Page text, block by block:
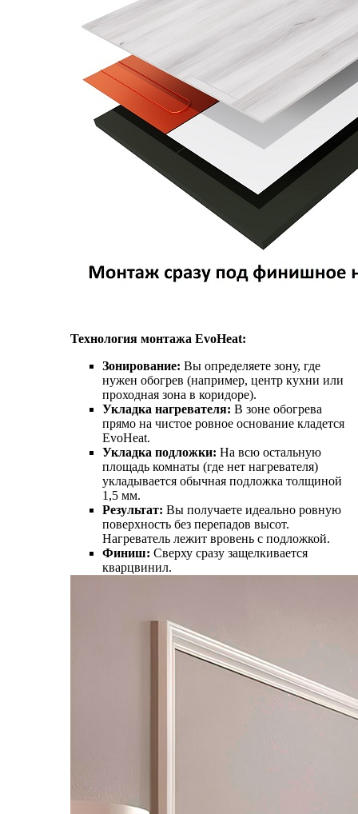
Технология монтажа EvoHeat:
Зонирование: Вы определяете зону, где
нужен обогрев (например, центр кухни или
проходная зона в коридоре).
Укладка нагревателя: В зоне обогрева
прямо на чистое ровное основание кладется
EvoHeat.
Укладка подложки: На всю остальную
площадь комнаты (где нет нагревателя)
укладывается обычная подложка толщиной
1,5 мм.
Результат: Вы получаете идеально ровную
поверхность без перепадов высот.
Нагреватель лежит вровень с подложкой.
Финиш: Сверху сразу защелкивается
кварцвинил.